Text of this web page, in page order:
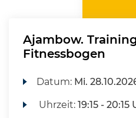
Ajambow.
Fitnessbogen
Datum: Mi.
Uhrzeit:19:15 - 20:15